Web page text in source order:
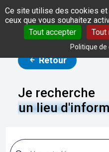
Panneau de gestion des
Ce site utilise des cookies
ceux que vous souhaitez
Tout accepter
Tout
Politique
Retour
Je recherche
un lieu